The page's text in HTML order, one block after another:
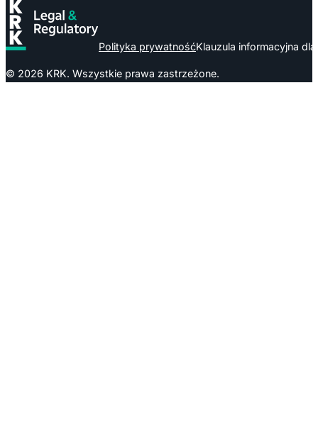
Polityka prywatnośćKlauzula informacyjna
© 2026 KRK. Wszystkie prawa zastrzeżone.